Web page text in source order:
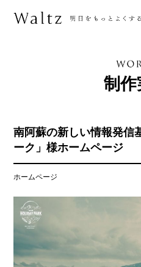
制作
南阿蘇の新しい情報発信
ーク」様ホームページ
ホームページ